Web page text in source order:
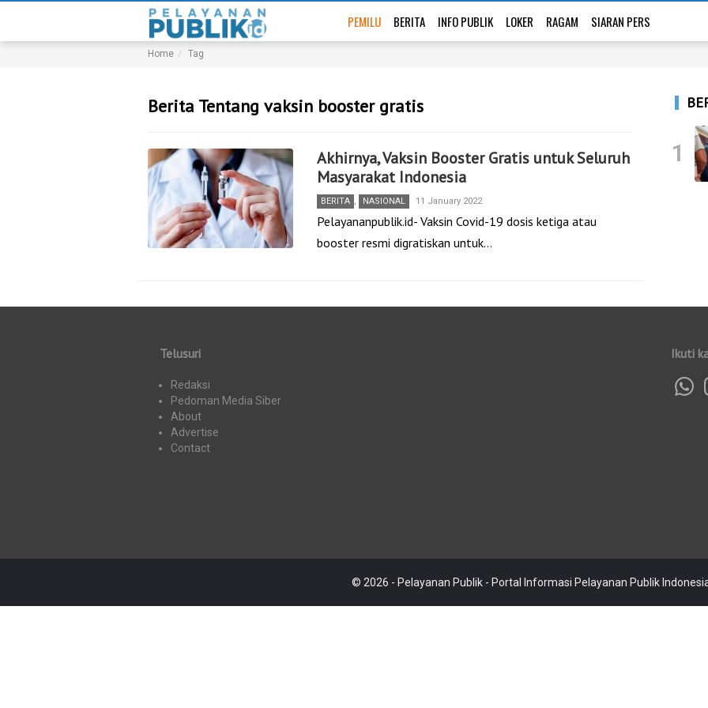
PEMILU BERITA INFO PUBLIK LOKER RAGAM SIARAN PERS
Home Tag
Berita Tentang vaksin booster gratis
Akhirnya, Vaksin Booster Gratis untuk Seluruh
Masyarakat Indonesia
BERITA , NASIONAL 11 January 2022
Pelayananpublik.id- Vaksin Covid-19 dosis ketiga atau
booster resmi digratiskan untuk…
1
Telusuri
Redaksi
Pedoman Media Siber
About
Advertise
Contact
Ikuti
© 2026 - Pelayanan Publik - Portal Informasi Pelayanan Publik